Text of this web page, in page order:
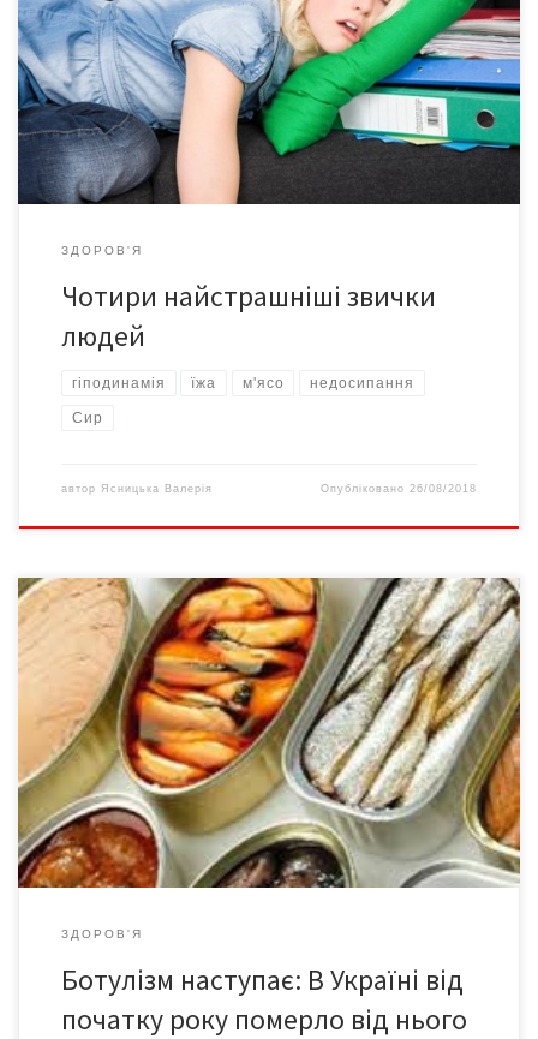
автівці. Медики ж рекомендують сидіти не більше години
поспіль: в ідеалі потрібно підводитися й розминатися
щопівгодини. Та більшість такими рекомендаціями нехтує. А це
серйозний чинник розвитку онкозахворювань легень,
кишечнику, молочної та передміхурової залоз, повідомляють
[…]
ЗДОРОВ'Я
Чотири найстрашніші звички
людей
гіподинамія їжа м'ясо недосипання
Сир
автор Ясницька Валерія Опубліковано 26/08/2018
Два летальні випадки сталися у серпні. Загалом від початку
року в Україні зареєстровано 72 випадки ботулізму, внаслідок
яких постраждало 80 осіб, 7 із них померли, повідомляє прес-
служба МОЗ. Центр громадського здоров’я МОЗ України
закликав громадян не споживати в’ялену, солону та
консервовану рибу, консерви або вироби з м’яса, якщо вони
не […]
ЗДОРОВ'Я
Ботулізм наступає: В Україні від
початку року померло від нього